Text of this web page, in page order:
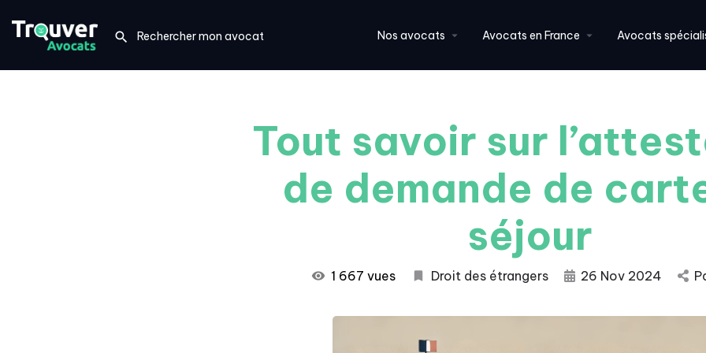
Nos avocats Avocats en France Avocats
Tout savoir sur
de demande de
séjour
1 667 vues Droit des étrangers 26 Nov 2024